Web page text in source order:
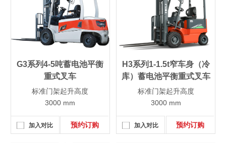
G3系列4-5吨蓄电池平衡
重式叉车
标准门架起升高度
3000 mm
加入对比 预约订购
H3系列1-1.5t窄车身（冷
库）蓄电池平衡重式叉车
标准门架起升高度
3000 mm
加入对比 预约订购